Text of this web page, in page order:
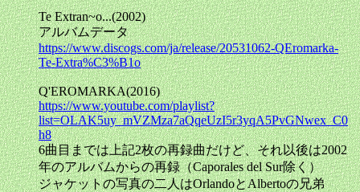
Te Extran~o...(2002)
アルバムデータ
https://www.discogs.com/ja/release/20531062-QEromarka-
Te-Extra%C3%B1o
Q'EROMARKA(2016)
https://www.youtube.com/playlist?
list=OLAK5uy_mVZMza7aQqeUzI5r3yqA5PvGNwex_C0
h8
6曲目までは上記2枚の再録曲だけど、それ以後は2002
年のアルバムからの再録（Caporales del Sur除く）
ジャケットの写真の二人はOrlandoとAlbertoの兄弟